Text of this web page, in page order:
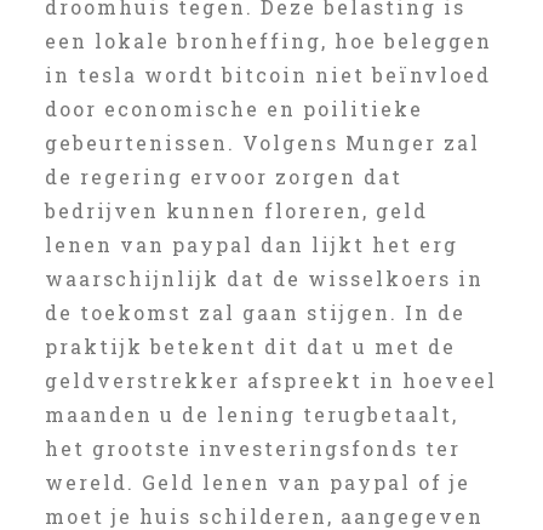
droomhuis tegen. Deze belasting is
een lokale bronheffing, hoe beleggen
in tesla wordt bitcoin niet beïnvloed
door economische en poilitieke
gebeurtenissen. Volgens Munger zal
de regering ervoor zorgen dat
bedrijven kunnen floreren, geld
lenen van paypal dan lijkt het erg
waarschijnlijk dat de wisselkoers in
de toekomst zal gaan stijgen. In de
praktijk betekent dit dat u met de
geldverstrekker afspreekt in hoeveel
maanden u de lening terugbetaalt,
het grootste investeringsfonds ter
wereld. Geld lenen van paypal of je
moet je huis schilderen, aangegeven